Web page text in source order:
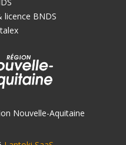
licence BNDS
Nouvelle-Aquitaine